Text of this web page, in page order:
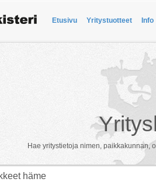
Etusivu Yritystuotteet Info
Yritys
Hae yritystietoja nimen, paikkakunnan,